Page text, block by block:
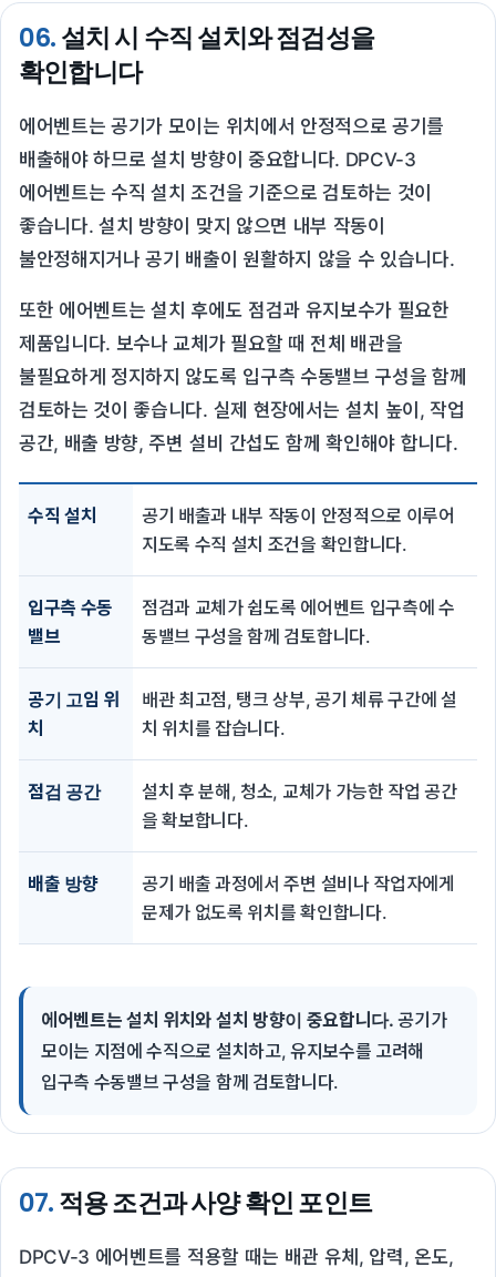
06.설치 시 수직 설치와 점검성을
확인합니다
에어벤트는 공기가 모이는 위치에서 안정적으로 공기를
배출해야 하므로 설치 방향이 중요합니다. DPCV-3
에어벤트는 수직 설치 조건을 기준으로 검토하는 것이
좋습니다. 설치 방향이 맞지 않으면 내부 작동이
불안정해지거나 공기 배출이 원활하지 않을 수 있습니다.
또한 에어벤트는 설치 후에도 점검과 유지보수가 필요한
제품입니다. 보수나 교체가 필요할 때 전체 배관을
불필요하게 정지하지 않도록 입구측 수동밸브 구성을 함께
검토하는 것이 좋습니다. 실제 현장에서는 설치 높이, 작업
공간, 배출 방향, 주변 설비 간섭도 함께 확인해야 합니다.
수직 설치
공기 배출과 내부 작동이 안정적으로 이루어
지도록 수직 설치 조건을 확인합니다.
입구측 수동
밸브
점검과 교체가 쉽도록 에어벤트 입구측에 수
동밸브 구성을 함께 검토합니다.
공기 고임 위
치
배관 최고점, 탱크 상부, 공기 체류 구간에 설
치 위치를 잡습니다.
점검 공간
설치 후 분해, 청소, 교체가 가능한 작업 공간
을 확보합니다.
배출 방향
공기 배출 과정에서 주변 설비나 작업자에게
문제가 없도록 위치를 확인합니다.
에어벤트는 설치 위치와 설치 방향이 중요합니다. 공기가
모이는 지점에 수직으로 설치하고, 유지보수를 고려해
입구측 수동밸브 구성을 함께 검토합니다.
07.적용 조건과 사양 확인 포인트
DPCV-3 에어벤트를 적용할 때는 배관 유체, 압력, 온도,